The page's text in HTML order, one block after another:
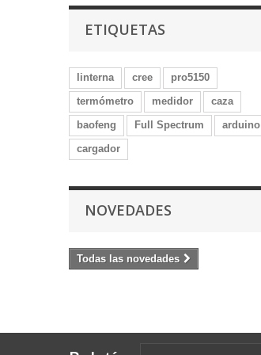
ETIQUETAS
linterna cree
pro5150
termómetro
medidor
caza
baofeng
Full Spectrum
arduino
cargador
NOVEDADES
Todas las novedades